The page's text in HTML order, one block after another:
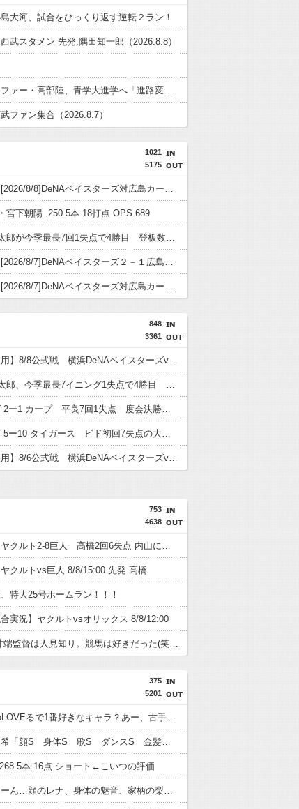
大河、試合をひっくり返す逆転２ラン！
西武スタメン 先発:隅田知一郎（2026.8.8）
聖隷クリストファー・高部陸、青学大進学へ「進路変更はありません」
ファン集合（2026.8.7）
1021
5175
【試合実況】[2026/8/8]DeNAベイスターズ対広島カープ 18:00〜
宮下朝陽 .250 5本 18打点 OPS.689
DeNA平良拳太郎が今季最長7回1失点で4勝目 登板数＆先発数も自己最多タイ「残りも頑張りたい」シーズン完走宣言
【試合結果】[2026/8/7]DeNAベイスターズ２－１広島カープ カード初戦を競り勝ち！
【試合実況】[2026/8/7]DeNAベイスターズ対広島カープ 18:00〜
848
3361
【実況・雑談用】8/8公式戦 横浜DeNAベイスターズvs広島東洋カープ
DeNA平良拳太郎、今季最長7イニング1失点で4勝目 登板数＆先発数も自己最多タイ「残りも頑張りたい」
ベイスターズ 2ー1 カープ 平良7回1失点 度会決勝タイムリー
ベイスターズ 5ー10 タイガース ビド初回7失点の大炎上 度会のタイムリーなど反撃見せるも…負け
【実況・雑談用】8/6公式戦 横浜DeNAベイスターズvs阪神タイガース
753
4638
【試合結果】ヤクルト2-8巨人 高橋2回6失点 内山にタイムリー
ヤクルトvs巨人 8/8/15:00 先発 高橋
特大25号ホームラン！！！
合実況】ヤクルトvsオリックス 8/8/12:00
WBC選手「井端監督は人見知り。競馬は好きだった(笑)」
375
5201
ネット民「ToLOVEるで1番好きなキャラ？あー、古手川かな笑(嘘、本当は美柑w)」????これ
アイマスの美希「顔S 身体S 歌S ダンスS 金髪だが茶髪オプション付き」←これ
5本 16点 ショート←こいつの評価
前原圭一「うーん…顔のレナ、身体の魅音、家柄の梨花、性格の詩音かぁ…」